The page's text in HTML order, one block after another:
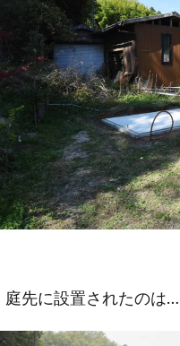
庭先に設置されたのは…